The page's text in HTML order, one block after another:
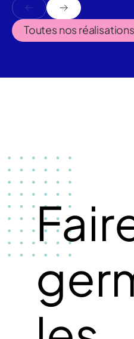
Toutes nos réalisations